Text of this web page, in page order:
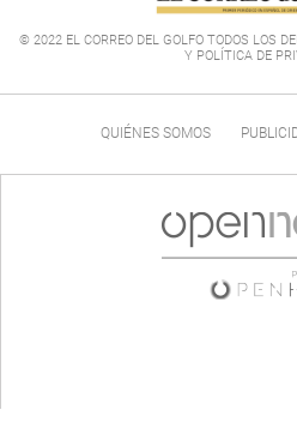
© 2022 EL CORREO DEL GOLFO TODOS LOS
Y POLÍTICA DE
QUIÉNES SOMOS